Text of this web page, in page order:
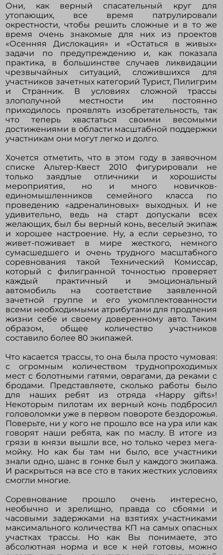
Они, как верный спасательный круг для
утопающих, все время патрулировали
окрестности, чтобы решить сложные и в то же
время очень знакомые для них из проектов
«Осенняя Дислокация» и «Остаться в живых»
задачи по предупреждению и, как показала
практика, в большинстве случаев ликвидации
чрезвычайных ситуаций, сложившихся для
участников зачетных категорий Турист, Пилигрим
и Странник. В условиях сложной трассы
злополучной местности им постоянно
приходилось проявлять изобретательность, так
что теперь хвастаться своими весомыми
достижениями в области масштабной поддержки
участникам они могут легко и долго.
Хочется отметить, что в этом году в заявочном
списке Альтер-Квест 2010 фигурировали не
только заядлые отличники и хорошисты
мероприятия, но и много новичков-
единомышленников семейного класса по
проведению «адреналиновых» выходных. И не
удивительно, ведь на старт допускали всех
желающих, был бы верный конь, веселый экипаж
и хорошее настроение. Ну, а если серьезно, то
живет-поживает в мире жесткого, немного
сумасшедшего и очень трудного масштабного
соревнования такой Технический Комиссар,
который с филигранной точностью проверяет
каждый практичный и эмоциональный
автомобиль на соответствие заявленной
зачетной группе и его укомплектованности
всеми необходимыми атрибутами для продления
жизни себе и своему доверенному авто. Таким
образом, общее количество участников
составило более 80 экипажей.
Что касается трассы, то она была просто чумовая:
с огромным количеством труднопроходимых
мест с болотными гатями, оврагами, да реками с
бродами. Представляете, сколько работы было
для наших ребят из отряда «Happy gifts»!
Некоторым пилотам их верный конь подбросил
головоломки уже в первом повороте бездорожья.
Поверьте, ни у кого не прошло все на ура или как
говорят наши ребята, как по маслу. В итоге из
грязи в князи вышли все, но только через мега-
мойку. Но как бы там ни было, все участники
знали одно, шанс в гонке был у каждого экипажа.
И раскрыться на все сто в таких жестких условиях
смогли многие.
Соревнование прошло очень интересно,
необычно и зрелищно, правда со сбоями и
часовыми задержками на взятиях участниками
максимального количества КП на самых опасных
участках трассы. Но как Вы понимаете, это
абсолютная норма и все к ней готовы, можно